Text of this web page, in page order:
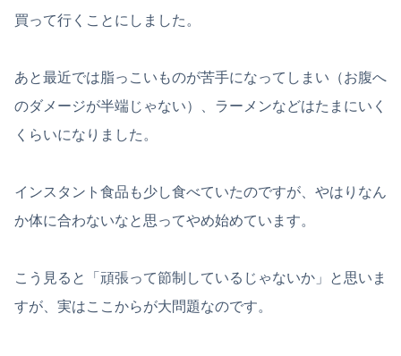
買って行くことにしました。
あと最近では脂っこいものが苦手になってしまい（お腹へ
のダメージが半端じゃない）、ラーメンなどはたまにいく
くらいになりました。
インスタント食品も少し食べていたのですが、やはりなん
か体に合わないなと思ってやめ始めています。
こう見ると「頑張って節制しているじゃないか」と思いま
すが、実はここからが大問題なのです。